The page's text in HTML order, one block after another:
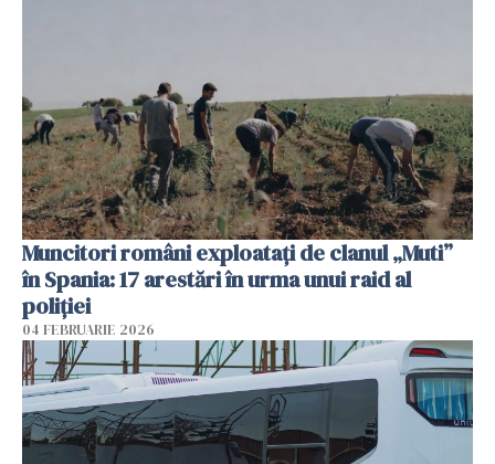
Muncitori români exploatați de clanul „Muti”
în Spania: 17 arestări în urma unui raid al
poliției
04 FEBRUARIE 2026